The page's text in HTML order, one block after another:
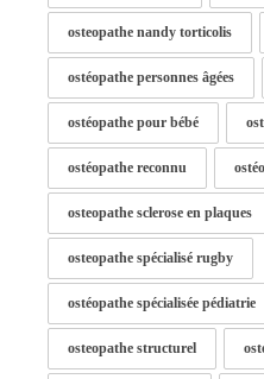
osteopathe nandy torticolis
ostéopathe personnes âgées
ostéopathe pour bébé
ostéopathe reconnu
osteopathe sclerose en plaques
osteopathe spécialisé rugby
ostéopathe spécialisée pédiatrie
osteopathe structurel